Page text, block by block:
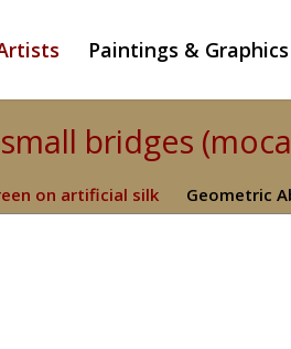
Paintings & Graphics
bridges
on artificial silk Geometric